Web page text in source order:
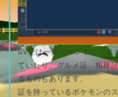
SVでは一部イベントレイド
ていたり、グルメ証、相棒
るものもあります。
証を持っているポケモンの